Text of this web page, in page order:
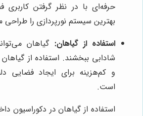
حرفه‌ای با در نظر گرفتن کاربری
بهترین سیستم نورپردازی را طراحی
استفاده از گیاهان: گیاهان
شادابی ببخشند. استفاده از
و کم‌هزینه برای ایجاد فضایی
است.
استفاده از گیاهان در دکوراسیون